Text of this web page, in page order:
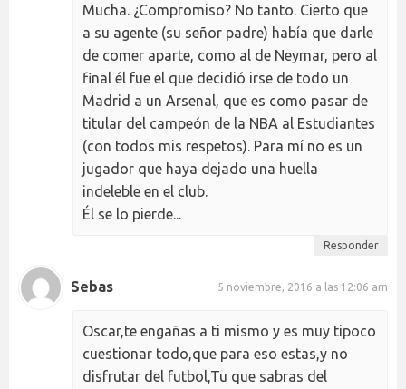
Mucha. ¿Compromiso? No tanto. Cierto que
a su agente (su señor padre) había que darle
de comer aparte, como al de Neymar, pero al
final él fue el que decidió irse de todo un
Madrid a un Arsenal, que es como pasar de
titular del campeón de la NBA al Estudiantes
(con todos mis respetos). Para mí no es un
jugador que haya dejado una huella
indeleble en el club.
Él se lo pierde...
Responder
Sebas 5 noviembre, 2016 a las 12:06 am
Oscar,te engañas a ti mismo y es muy tipoco
cuestionar todo,que para eso estas,y no
disfrutar del futbol,Tu que sabras del